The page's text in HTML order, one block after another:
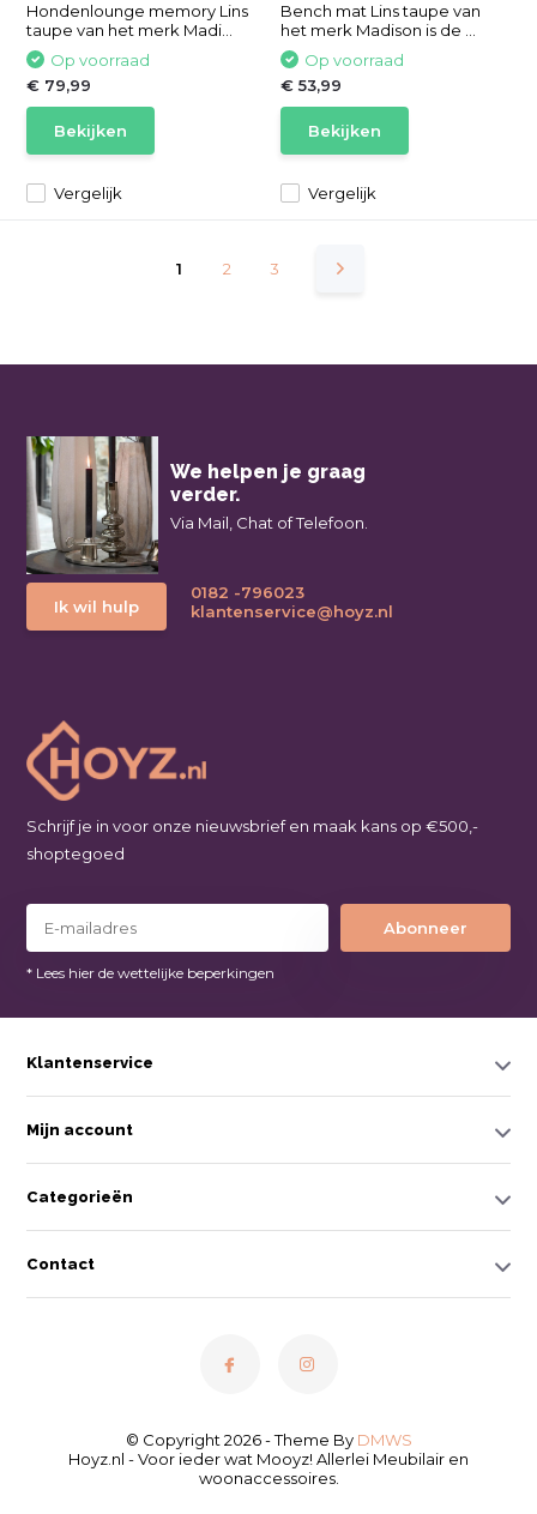
Hondenlounge memory Lins
taupe van het merk Madi...
Vergelijk
Op voorraad
€ 79,99
Bekijken
Bench mat Lins taupe van
het merk Madison is de ...
Vergelijk
Op voorraad
€ 53,99
Bekijken
1 2 3
We helpen je graag
verder.
Via Mail, Chat of Telefoon.
Ik wil hulp
0182 -796023
klantenservice@hoyz.nl
Schrijf je in voor onze nieuwsbrief en maak kans op €500,-
shoptegoed
Abonneer
* Lees hier de wettelijke beperkingen
Klantenservice
Mijn account
Categorieën
Contact
© Copyright 2026 - Theme By DMWS
Hoyz.nl - Voor ieder wat Mooyz! Allerlei Meubilair en
woonaccessoires.